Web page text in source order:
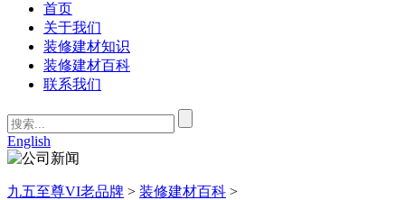
首页
关于我们
装修建材知识
装修建材百科
联系我们
English
九五至尊VI老品牌 > 装修建材百科 >